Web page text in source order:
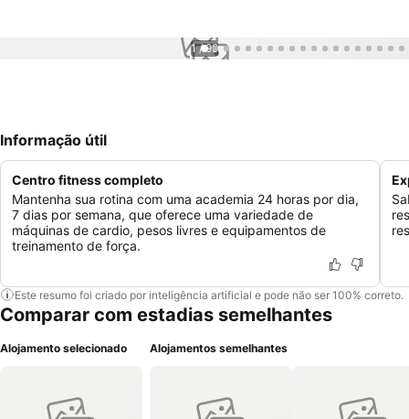
1 / 99
Informação útil
Centro fitness completo
Mantenha sua rotina com uma academia 24 horas por dia,
7 dias por semana, que oferece uma variedade de
máquinas de cardio, pesos livres e equipamentos de
treinamento de força.
Este resumo foi criado por inteligência artificial e pode não ser 100% correto.
Comparar com estadias semelhantes
Alojamento selecionado Alojamentos semelhantes